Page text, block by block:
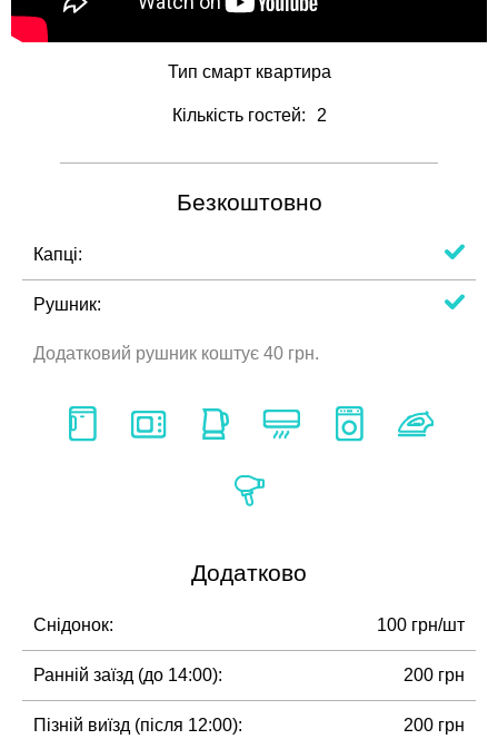
Тип смарт квартира
Кількість гостей: 2
Додатково
Снідонок: 100 грн/шт
Ранній заїзд (до 14:00): 200 грн
Пізній виїзд (після 12:00): 200 грн
Безкоштовно
Капці:
Рушник:
Додатковий рушник коштує 40 грн.